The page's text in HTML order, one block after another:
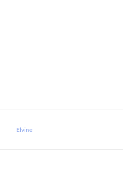
Elvine